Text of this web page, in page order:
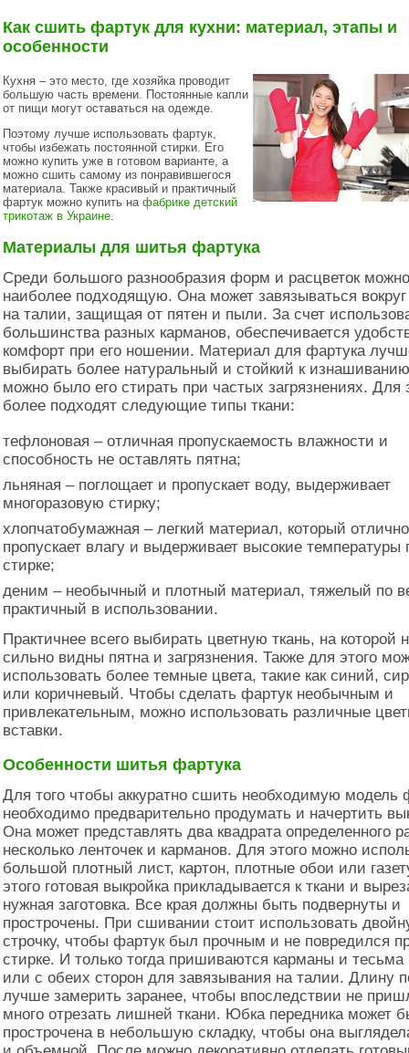
Как сшить фартук для кухни: материал, этапы и
особенности
Кухня – это место, где хозяйка проводит
большую часть времени. Постоянные капли
от пищи могут оставаться на одежде.
Поэтому лучше использовать фартук,
чтобы избежать постоянной стирки. Его
можно купить уже в готовом варианте, а
можно сшить самому из понравившегося
материала. Также красивый и практичный
фартук можно купить на фабрике детский
трикотаж в Украине.
Материалы для шитья фартука
Среди большого разнообразия форм и расцветок
наиболее подходящую. Она может завязываться
на талии, защищая от пятен и пыли. За счет
большинства разных карманов, обеспечивается
комфорт при его ношении. Материал для фартука
выбирать более натуральный и стойкий к
можно было его стирать при частых загрязнениях. Для
более подходят следующие типы ткани:
тефлоновая – отличная пропускаемость влажности и
способность не оставлять пятна;
льняная – поглощает и пропускает воду, выдерживает
многоразовую стирку;
хлопчатобумажная – легкий материал, который отлично
пропускает влагу и выдерживает высокие температуры
стирке;
деним – необычный и плотный материал, тяжелый по
практичный в использовании.
Практичнее всего выбирать цветную ткань, на которой
сильно видны пятна и загрязнения. Также для этого
использовать более темные цвета, такие как синий,
или коричневый. Чтобы сделать фартук необычным и
привлекательным, можно использовать различные
вставки.
Особенности шитья фартука
Для того чтобы аккуратно сшить необходимую модель
необходимо предварительно продумать и начертить
Она может представлять два квадрата определенного
несколько ленточек и карманов. Для этого можно
большой плотный лист, картон, плотные обои или
этого готовая выкройка прикладывается к ткани и
нужная заготовка. Все края должны быть подвернуты и
прострочены. При сшивании стоит использовать
строчку, чтобы фартук был прочным и не повредился
стирке. И только тогда пришиваются карманы и
или с обеих сторон для завязывания на талии. Длину
лучше замерить заранее, чтобы впоследствии не
много отрезать лишней ткани. Юбка передника может
прострочена в небольшую складку, чтобы она